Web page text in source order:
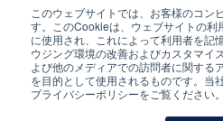
このウェブサイトでは、お客様のコン
す。このCookieは、ウェブサイトの利
に使用され、これによって利用者を記
ウジング環境の改善およびカスタマイ
よび他のメディアでの訪問者に関する
を目的として使用されるものです。当
プライバシーポリシーをご覧ください。
JP/EN プライバシーポリシー